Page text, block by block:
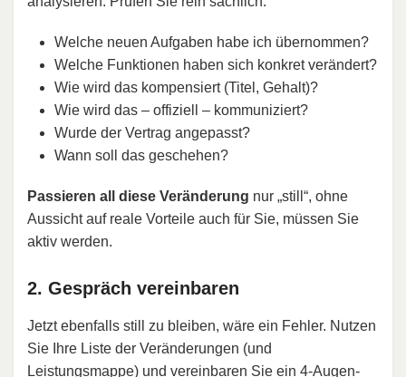
Welche neuen Aufgaben habe ich übernommen?
Welche Funktionen haben sich konkret verändert?
Wie wird das kompensiert (Titel, Gehalt)?
Wie wird das – offiziell – kommuniziert?
Wurde der Vertrag angepasst?
Wann soll das geschehen?
Passieren all diese Veränderung nur „still“, ohne
Aussicht auf reale Vorteile auch für Sie, müssen Sie
aktiv werden.
2. Gespräch vereinbaren
Jetzt ebenfalls still zu bleiben, wäre ein Fehler. Nutzen
Sie Ihre Liste der Veränderungen (und
Leistungsmappe) und vereinbaren Sie ein 4-Augen-